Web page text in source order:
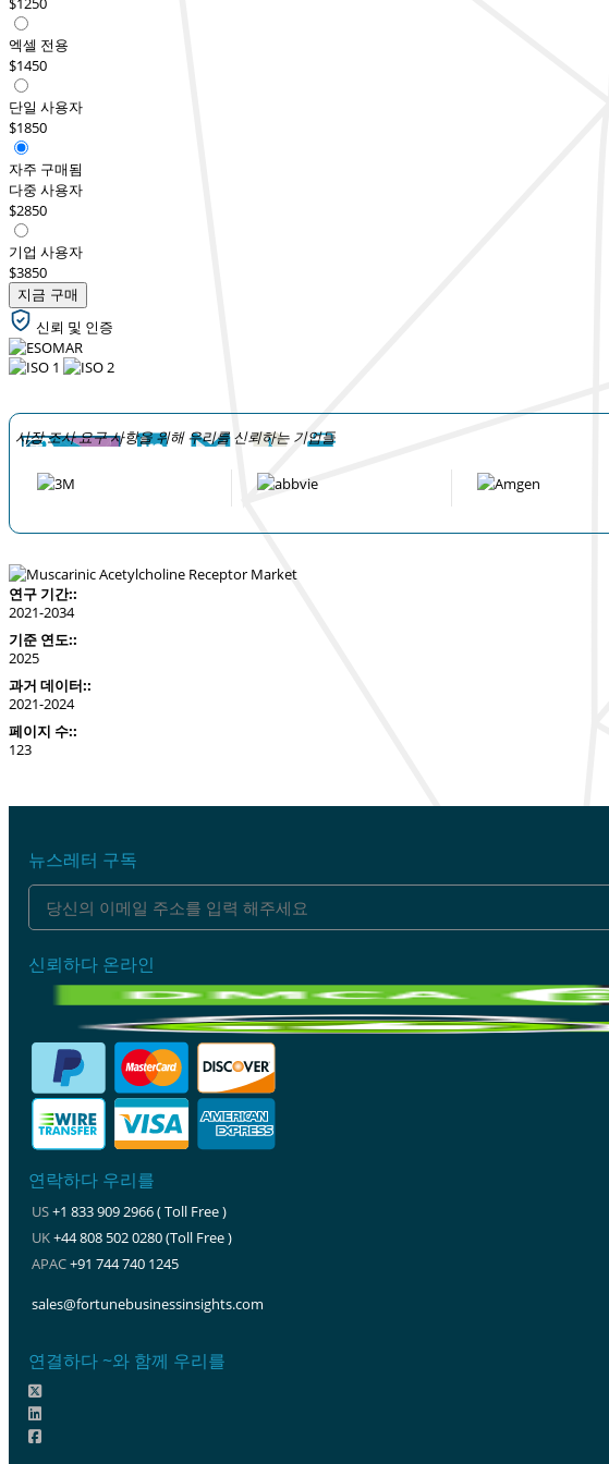
엑셀 전용
$1450
단일 사용자
$1850
자주 구매됨
다중 사용자
$2850
기업 사용자
$3850
지금 구매
신뢰 및 인증
시장 조사 요구 사항을 위해 우리를 신뢰하는 기업들
연구 기간::
2021-2034
기준 연도::
2025
과거 데이터::
2021-2024
페이지 수::
123
뉴스레터 구독
신뢰하다 온라인
연락하다 우리를
US+1 833 909 2966 ( Toll Free )
UK+44 808 502 0280 (Toll Free )
APAC+91 744 740 1245
sales@fortunebusinessinsights.com
연결하다 ~와 함께 우리를